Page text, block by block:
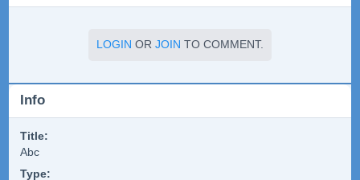
LOGIN OR JOIN TO COMMENT.
Info
Title:
Abc
Type: